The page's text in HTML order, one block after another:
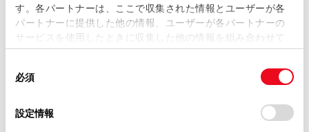
す。各パートナーは、ここで収集された情報とユーザーが各
パートナーに提供した他の情報、ユーザーが各パートナーの
サービスを使用したときに収集した他の情報を組み合わせて
使用することがあります。当ウェブサイトの使用を続行する
デバイスにすべてのCookie(クッキー)が保存されることに同
意したことになります。Cookie(クッキー)のオプトアウト、
必須
設定情報
必須 丁目番地